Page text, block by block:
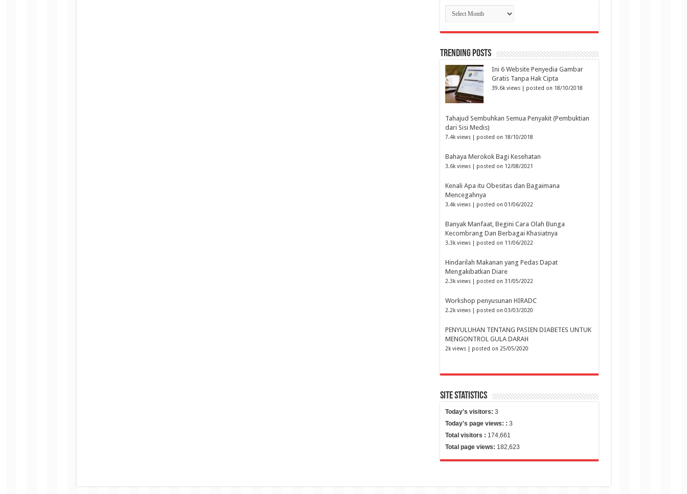
Arsip
Trending Posts
Ini 6 Website Penyedia Gambar
Gratis Tanpa Hak Cipta
39.6k views| posted on 18/10/2018
Tahajud Sembuhkan Semua Penyakit (Pembuktian
dari Sisi Medis)
7.4k views| posted on 18/10/2018
Bahaya Merokok Bagi Kesehatan
3.6k views| posted on 12/08/2021
Kenali Apa itu Obesitas dan Bagaimana
Mencegahnya
3.4k views| posted on 01/06/2022
Banyak Manfaat, Begini Cara Olah Bunga
Kecombrang Dan Berbagai Khasiatnya
3.3k views| posted on 11/06/2022
Hindarilah Makanan yang Pedas Dapat
Mengakibatkan Diare
2.3k views| posted on 31/05/2022
Workshop penyusunan HIRADC
2.2k views| posted on 03/03/2020
PENYULUHAN TENTANG PASIEN DIABETES UNTUK
MENGONTROL GULA DARAH
2k views| posted on 25/05/2020
Site Statistics
Today's visitors: 3
Today's page views: : 3
Total visitors : 174,661
Total page views: 182,623